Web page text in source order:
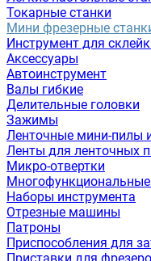
Токарные станки
Мини фрезерные
Инструмент для
Аксессуары
Автоинструмент
Валы гибкие
Делительные головки
Зажимы
Ленточные мини-пилы
Ленты для ленточных
Микро-отвертки
Наборы инструмента
Отрезные машины
Патроны
Приспособления для